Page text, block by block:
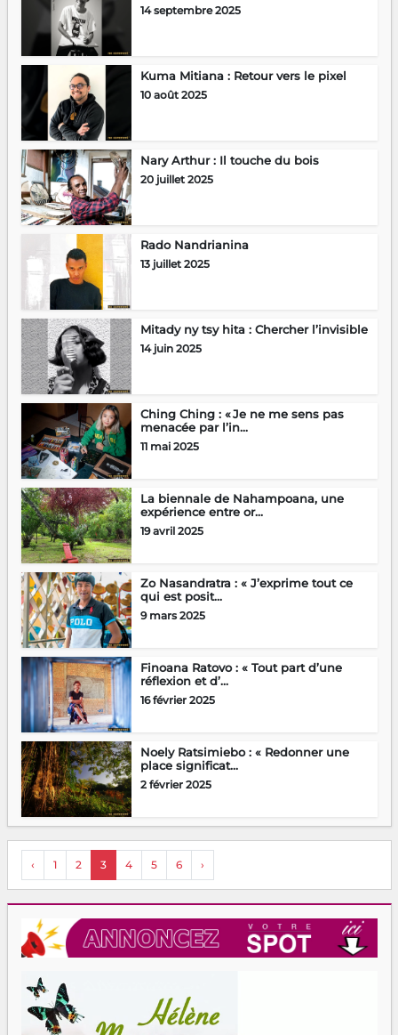
14 septembre 2025
Kuma Mitiana : Retour vers le pixel
10 août 2025
Nary Arthur : Il touche du bois
20 juillet 2025
Rado Nandrianina
13 juillet 2025
Mitady ny tsy hita : Chercher l’invisible
14 juin 2025
Ching Ching : « Je ne me sens pas
menacée par l’in...
11 mai 2025
La biennale de Nahampoana, une
expérience entre or...
19 avril 2025
Zo Nasandratra : « J’exprime tout ce
qui est posit...
9 mars 2025
Finoana Ratovo : « Tout part d’une
réflexion et d’...
16 février 2025
Noely Ratsimiebo : « Redonner une
place significat...
2 février 2025
‹ 1 2 3 4 5 6 ›